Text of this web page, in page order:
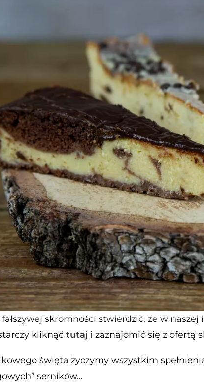
fałszywej skromności stwierdzić, że w
kliknąć tutaj i zaznajomić się z ofertą
święta życzymy wszystkim
serników…